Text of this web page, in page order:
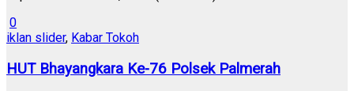
0
iklan slider, Kabar Tokoh
HUT Bhayangkara Ke-76 Polsek Palmerah